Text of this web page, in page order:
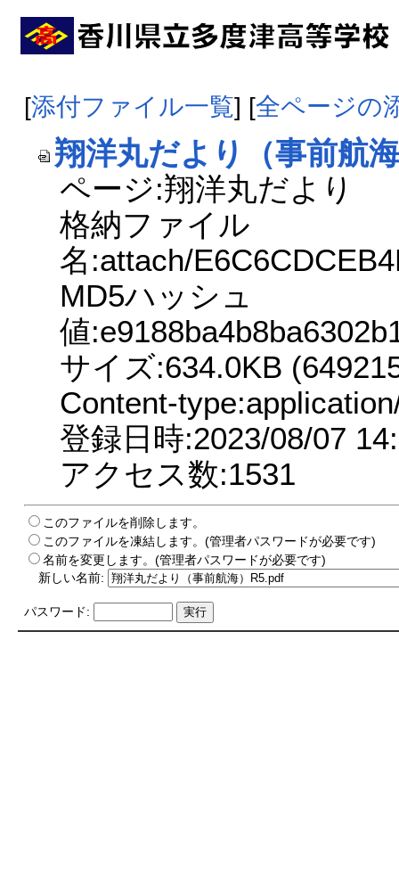
[添付ファイル一覧] [全ページの
翔洋丸だより（事前航
ページ:翔洋丸だより
格納ファイル
名:attach/
MD5ハッシュ
値
サイズ:634.0KB
Content-
登録日時:2023/08/07
アクセス数:1531
このファイルを削除します。
このファイルを凍結します。(管理者パスワードが必要です)
名前を変更します。(管理者パスワードが必要です)
新しい名前:
パスワード: